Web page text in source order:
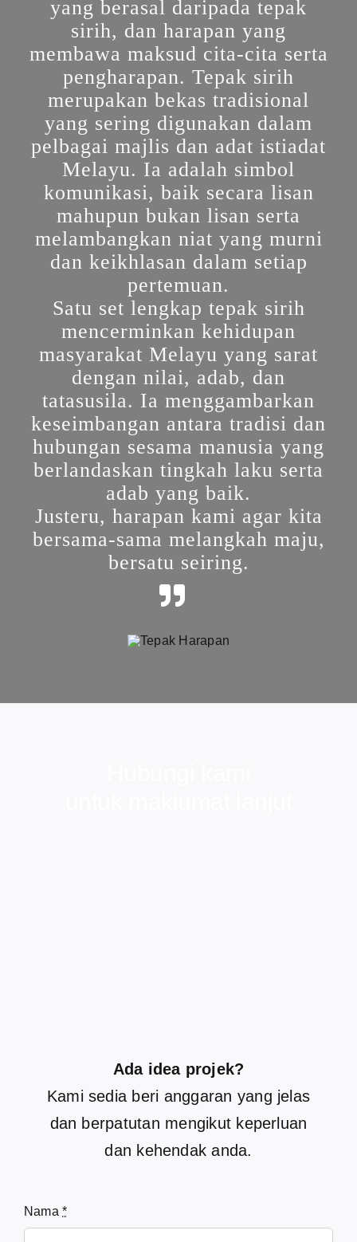
yang berasal daripada tepak
sirih, dan harapan yang
membawa maksud cita-cita serta
pengharapan. Tepak sirih
merupakan bekas tradisional
yang sering digunakan dalam
pelbagai majlis dan adat istiadat
Melayu. Ia adalah simbol
komunikasi, baik secara lisan
mahupun bukan lisan serta
melambangkan niat yang murni
dan keikhlasan dalam setiap
pertemuan.
Satu set lengkap tepak sirih
mencerminkan kehidupan
masyarakat Melayu yang sarat
dengan nilai, adab, dan
tatasusila. Ia menggambarkan
keseimbangan antara tradisi dan
hubungan sesama manusia yang
berlandaskan tingkah laku serta
adab yang baik.
Justeru, harapan kami agar kita
bersama-sama melangkah maju,
bersatu seiring.
Ada idea projek?
Kami sedia beri anggaran yang jelas
dan berpatutan mengikut keperluan
dan kehendak anda.
Nama*